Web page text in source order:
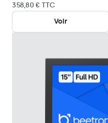
358,80 € TTC
Voir